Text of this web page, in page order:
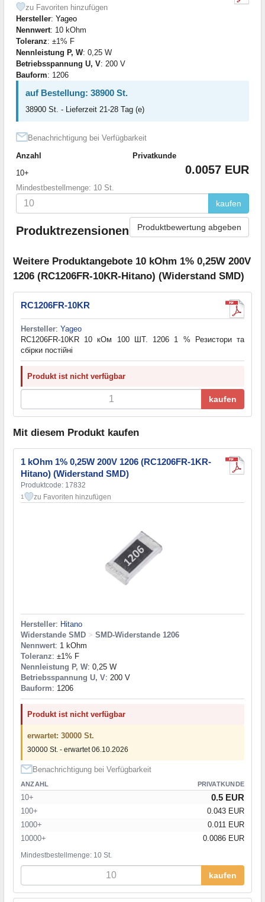
zu Favoriten hinzufügen
Hersteller: Yageo
Nennwert: 10 kOhm
Toleranz: ±1% F
Nennleistung P, W: 0,25 W
Betriebsspannung U, V: 200 V
Bauform: 1206
auf Bestellung: 38900 St.
38900 St. - Lieferzeit 21-28 Tag (e)
Benachrichtigung bei Verfügbarkeit
Anzahl
Privatkunde
10+
0.0057 EUR
Mindestbestellmenge: 10 St.
kaufen
Produktrezensionen Produktbewertung abgeben
Weitere Produktangebote 10 kOhm 1% 0,25W 200V
1206 (RC1206FR-10KR-Hitano) (Widerstand SMD)
RC1206FR-10KR
Hersteller: Yageo
RC1206FR-10KR 10 кОм 100 ШТ. 1206 1 % Резистори та
cбірки постійні
Produkt ist nicht verfügbar
kaufen
Mit diesem Produkt kaufen
1 kOhm 1% 0,25W 200V 1206 (RC1206FR-1KR-
Hitano) (Widerstand SMD)
Produktcode: 17832
1 zu Favoriten hinzufügen
Hersteller: Hitano
Widerstande SMD > SMD-Widerstande 1206
Nennwert: 1 kOhm
Toleranz: ±1% F
Nennleistung P, W: 0,25 W
Betriebsspannung U, V: 200 V
Bauform: 1206
Produkt ist nicht verfügbar
erwartet: 30000 St.
30000 St. - erwartet 06.10.2026
Benachrichtigung bei Verfügbarkeit
ANZAHL PRIVATKUNDE
10+ 0.5 EUR
100+
0.043 EUR
1000+
0.011 EUR
10000+
0.0086 EUR
Mindestbestellmenge: 10 St.
kaufen